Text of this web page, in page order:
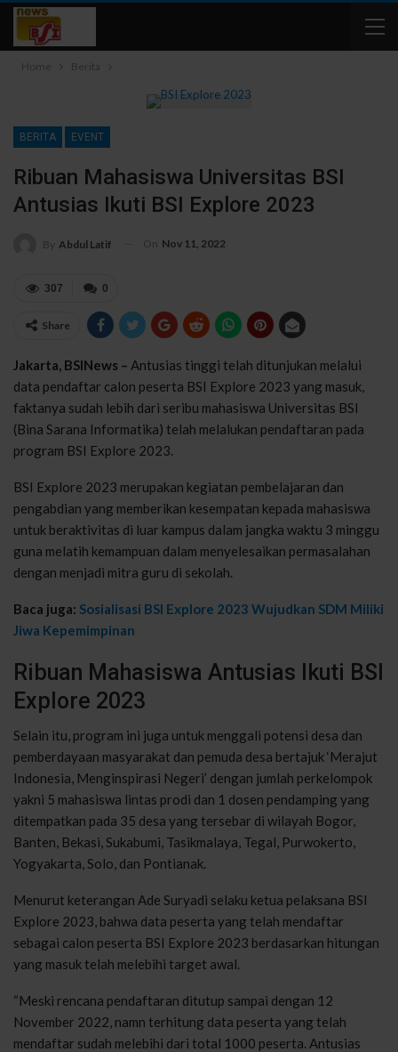
Home Berita
BERITA EVENT
Ribuan Mahasiswa Universitas BSI
Antusias Ikuti BSI Explore 2023
By Abdul Latif On Nov 11, 2022
0
307
Share
Jakarta, BSINews – Antusias tinggi telah ditunjukan melalui
data pendaftar calon peserta BSI Explore 2023 yang masuk,
faktanya sudah lebih dari seribu mahasiswa Universitas BSI
(Bina Sarana Informatika) telah melalukan pendaftaran pada
program BSI Explore 2023.
BSI Explore 2023 merupakan kegiatan pembelajaran dan
pengabdian yang memberikan kesempatan kepada mahasiswa
untuk beraktivitas di luar kampus dalam jangka waktu 3 minggu
guna melatih kemampuan dalam menyelesaikan permasalahan
dengan menjadi mitra guru di sekolah.
Baca juga: Sosialisasi BSI Explore 2023 Wujudkan SDM Miliki
Jiwa Kepemimpinan
Ribuan Mahasiswa Antusias Ikuti BSI
Explore 2023
Selain itu, program ini juga untuk menggali potensi desa dan
pemberdayaan masyarakat dan pemuda desa bertajuk ‘Merajut
Indonesia, Menginspirasi Negeri’ dengan jumlah perkelompok
yakni 5 mahasiswa lintas prodi dan 1 dosen pendamping yang
ditempatkan pada 35 desa yang tersebar di wilayah Bogor,
Banten, Bekasi, Sukabumi, Tasikmalaya, Tegal, Purwokerto,
Yogyakarta, Solo, dan Pontianak.
Menurut keterangan Ade Suryadi selaku ketua pelaksana BSI
Explore 2023, bahwa data peserta yang telah mendaftar
sebagai calon peserta BSI Explore 2023 berdasarkan hitungan
yang masuk telah melebihi target awal.
“Meski rencana pendaftaran ditutup sampai dengan 12
November 2022, namn terhitung data peserta yang telah
mendaftar sudah melebihi dari total 1000 peserta. Antusias